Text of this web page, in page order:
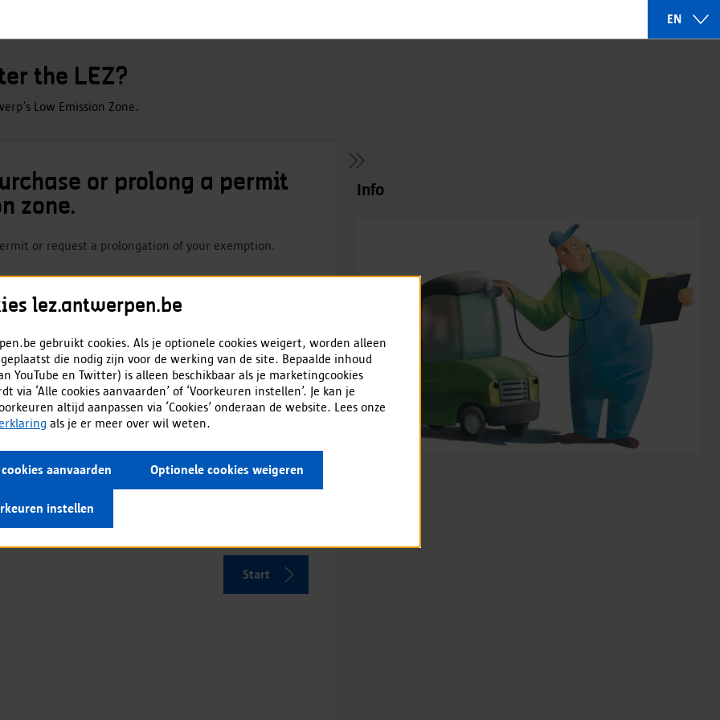
EN
the LEZ?
Low Emission Zone.
or prolong a permit
zone.
or request a prolongation of your exemption.
plate have to be registered once (exception:
information again.
with A profile' you can also at once create a new
Start
Info
lez.antwerpen.be
gebruikt cookies. Als je optionele cookies weigert, worden alleen
geplaatst die nodig zijn voor de werking van de site. Bepaalde inhoud
YouTube en Twitter) is alleen beschikbaar als je marketingcookies
via ‘Alle cookies aanvaarden’ of ‘Voorkeuren instellen’. Je kan je
altijd aanpassen via ‘Cookies’ onderaan de website. Lees onze
als je er meer over wil weten.
aanvaarden Optionele cookies weigeren
instellen